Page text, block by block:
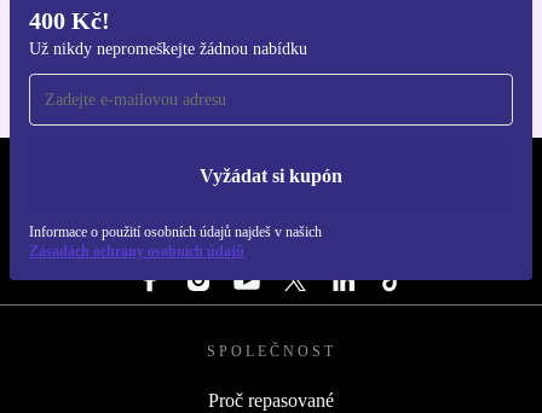
400 Kč!
Už nikdy nepromeškejte žádnou nabídku
Vyžádat si kupón
Informace o použití osobních údajů najdeš v našich
Zásadách ochrany osobních údajů
REFURBED ČESKO - RETHINK NEW.
SLEDUJ NÁS
SPOLEČNOST
Proč repasované